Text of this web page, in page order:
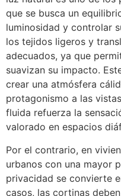
que se busca un
luminosidad y controlar
los tejidos ligeros y
adecuados, ya que
suavizan su impacto.
crear una atmósfera
protagonismo a las
fluida refuerza la
valorado en espacios
Por el contrario, en
urbanos con una mayor
privacidad se convierte
casos, las cortinas